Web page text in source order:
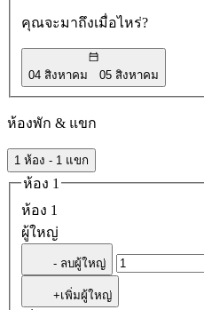
คุณจะมาถึงเมื่อไหร่?
04 สิงหาคม 05 สิงหาคม
ห้องพัก & แขก
1 ห้อง - 1 แขก
ห้อง 1
ห้อง 1
ผู้ใหญ่
- ลบผู้ใหญ่
+เพิ่มผู้ใหญ่